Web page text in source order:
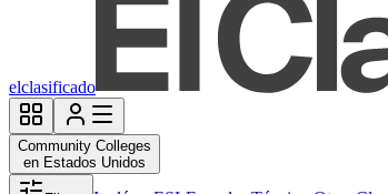
elclasificado
Community Colleges
en Estados Unidos